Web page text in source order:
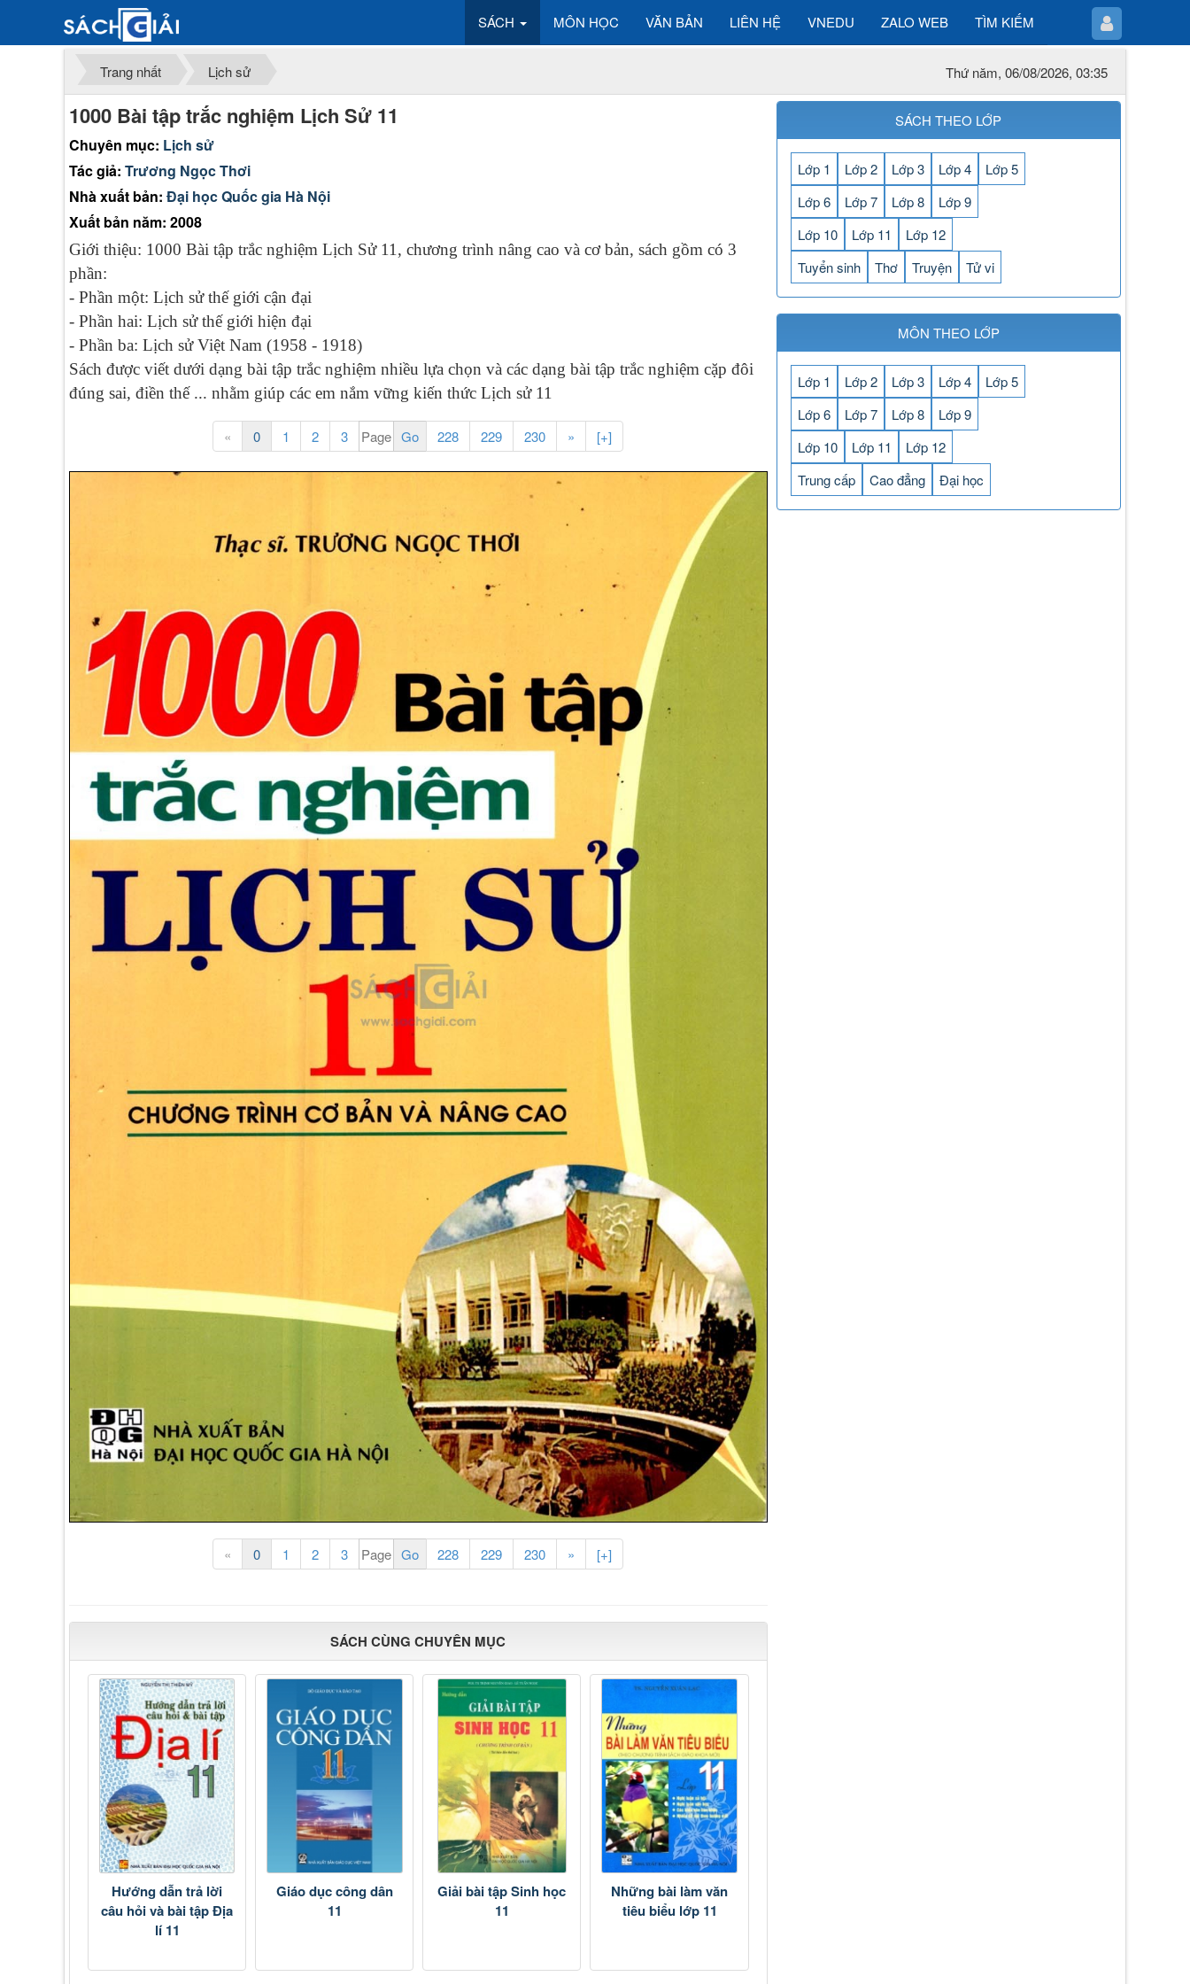
SÁCH MÔN HỌC VĂN BẢN LIÊN HỆ VNEDU ZALO WEB TÌM KIẾM
Trang nhất Lịch sử Thứ năm, 06/08/2026, 03:35
1000 Bài tập trắc nghiệm Lịch Sử 11
Chuyên mục: Lịch sử
Tác giả: Trương Ngọc Thơi
Nhà xuất bản: Đại học Quốc gia Hà Nội
Xuất bản năm: 2008
Giới thiệu: 1000 Bài tập trắc nghiệm Lịch Sử 11, chương trình nâng cao và cơ bản, sách gồm có 3
phần:
- Phần một: Lịch sử thế giới cận đại
- Phần hai: Lịch sử thế giới hiện đại
- Phần ba: Lịch sử Việt Nam (1958 - 1918)
Sách được viết dưới dạng bài tập trắc nghiệm nhiều lựa chọn và các dạng bài tập trắc nghiệm cặp đôi
đúng sai, điền thế ... nhằm giúp các em nắm vững kiến thức Lịch sử 11
« 0 1 2 3 228 229 230 » [+]
« 0 1 2 3 228 229 230 » [+]
SÁCH CÙNG CHUYÊN MỤC
Hướng dẫn trả lời
câu hỏi và bài tập Địa
lí 11
Giáo dục công dân
11
Giải bài tập Sinh học
11
Những bài làm văn
tiêu biểu lớp 11
SÁCH THEO LỚP
Lớp 1 Lớp 2 Lớp 3 Lớp 4
Lớp 5
Lớp 6
Lớp 7 Lớp 8
Lớp 9
Lớp 10
Lớp 11
Lớp 12
Tuyển sinh
Thơ Truyện Tử vi
MÔN THEO LỚP
Lớp 1 Lớp 2 Lớp 3 Lớp 4
Lớp 5
Lớp 6
Lớp 7 Lớp 8
Lớp 9
Lớp 10
Lớp 11
Lớp 12
Trung cấp
Cao đẳng Đại học